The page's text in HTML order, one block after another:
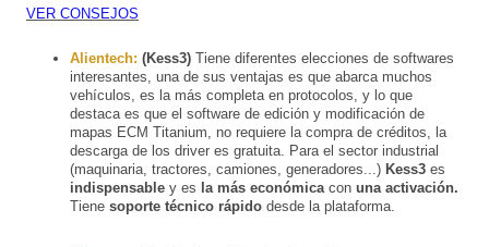
VER CONSEJOS
Alientech: (Kess3) Tiene diferentes elecciones de softwares
interesantes, una de sus ventajas es que abarca muchos
vehículos, es la más completa en protocolos, y lo que
destaca es que el software de edición y modificación de
mapas ECM Titanium, no requiere la compra de créditos, la
descarga de los driver es gratuita. Para el sector industrial
(maquinaria, tractores, camiones, generadores...) Kess3 es
indispensable y es la más económica con una activación.
Tiene soporte técnico rápido desde la plataforma.